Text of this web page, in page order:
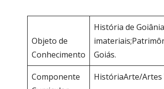
Objeto de
Conhecimento
História de
Goiás.
Componente
HistóriaArte/Artes